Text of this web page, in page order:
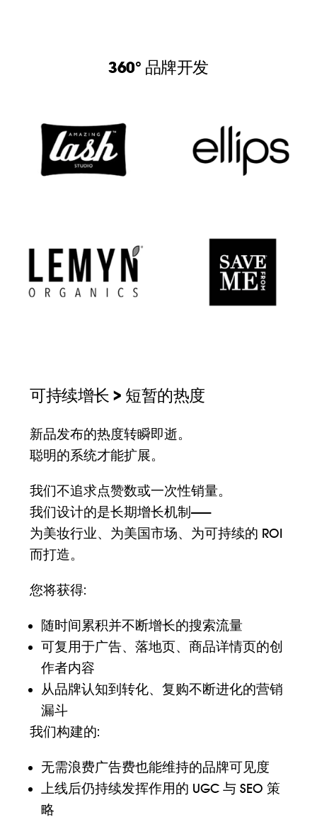
360° 品牌开发
可持续增长 > 短暂的热度
新品发布的热度转瞬即逝。
聪明的系统才能扩展。
我们不追求点赞数或一次性销量。
我们设计的是长期增长机制——
为美妆行业、为美国市场、为可持续的 ROI
而打造。
您将获得:
随时间累积并不断增长的搜索流量
可复用于广告、落地页、商品详情页的创
作者内容
从品牌认知到转化、复购不断进化的营销
漏斗
我们构建的:
无需浪费广告费也能维持的品牌可见度
上线后仍持续发挥作用的 UGC 与 SEO 策
略